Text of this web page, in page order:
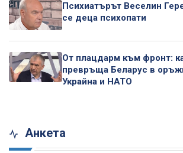
Психиатърът Веселин
се деца психопати
От плацдарм към фронт:
превръща Беларус в
Украйна и НАТО
Анкета